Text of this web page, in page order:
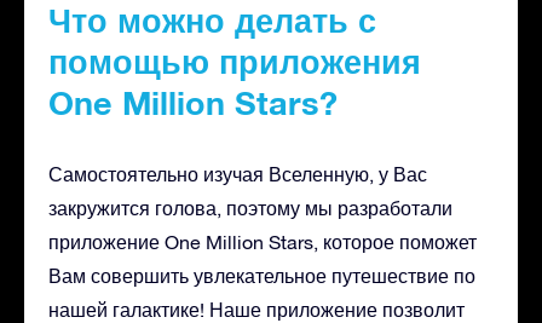
Что можно делать с
помощью приложения
One Million Stars?
Самостоятельно изучая Вселенную, у Вас
закружится голова, поэтому мы разработали
приложение One Million Stars, которое поможет
Вам совершить увлекательное путешествие по
нашей галактике! Наше приложение позволит